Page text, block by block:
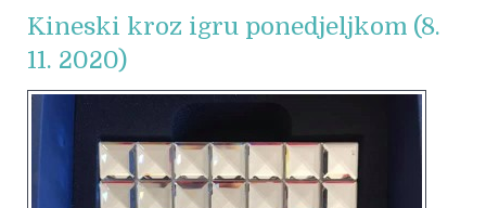
Kineski kroz igru ponedjeljkom (8.
11. 2020)